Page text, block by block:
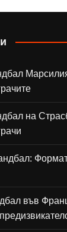
на
във